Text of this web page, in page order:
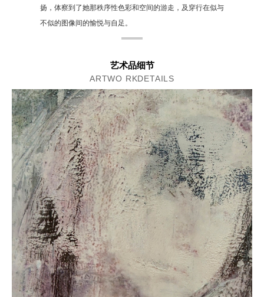
扬，体察到了她那秩序性色彩和空间的游走，及穿行在似与
不似的图像间的愉悦与自足。
艺术品细节
ARTWO RKDETAILS